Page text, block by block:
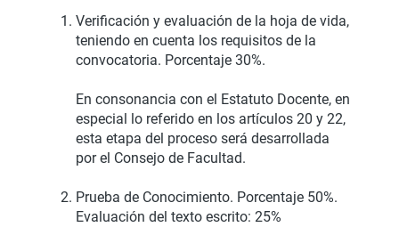
Verificación y evaluación de la hoja de vida,
teniendo en cuenta los requisitos de la
convocatoria. Porcentaje 30%.
En consonancia con el Estatuto Docente, en
especial lo referido en los artículos 20 y 22,
esta etapa del proceso será desarrollada
por el Consejo de Facultad.
Prueba de Conocimiento. Porcentaje 50%.
Evaluación del texto escrito: 25%